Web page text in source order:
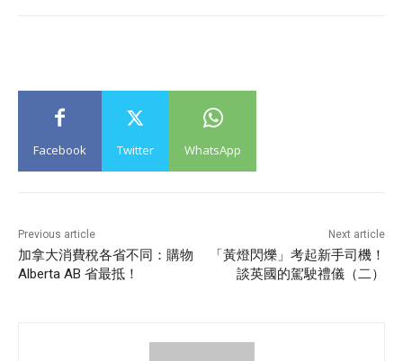
Facebook Twitter WhatsApp
Previous article
加拿大消費稅各省不同：購物
Alberta AB 省最抵！
Next article
「黃燈閃爍」考起新手司機！
談英國的駕駛禮儀（二）